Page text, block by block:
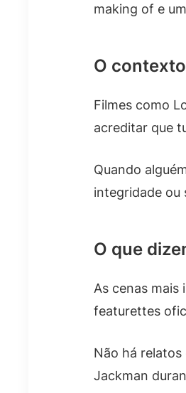
making of e
O
Filmes como
acreditar que
Quando
integridade ou
O que
As cenas
featurettes
Não há
Jackman